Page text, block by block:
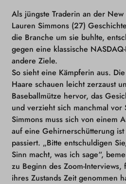
Als jüngste Traderin an der
Lauren Simmons (27)
die Branche um sie buhlte,
gegen eine klassische
andere Ziele.
So sieht eine Kämpferin aus.
Haare schauen leicht zerzaust
Baseballmütze hervor, das
und verzieht sich manchmal vor
Simmons muss sich von einem
auf eine Gehirnerschütterung
passiert. „Bitte entschuldigen
Sinn macht, was ich sage“,
zu Beginn des Zoom-Interviews,
ihres Zustands Zeit genommen